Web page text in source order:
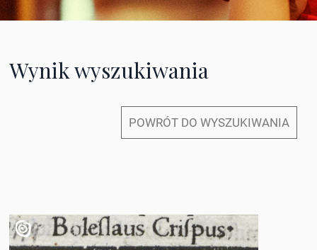
Wynik wyszukiwania
POWRÓT DO WYSZUKIWANIA